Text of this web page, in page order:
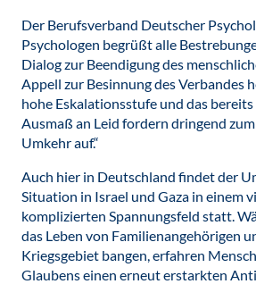
Der Berufsverband Deutscher
Psychologen begrüßt alle
Dialog zur Beendigung des
Appell zur Besinnung des Verbandes
hohe Eskalationsstufe und das
Ausmaß an Leid fordern dringend
Umkehr auf.“
Auch hier in Deutschland findet der
Situation in Israel und Gaza in einem
komplizierten Spannungsfeld statt.
das Leben von Familienangehörigen
Kriegsgebiet bangen, erfahren
Glaubens einen erneut erstarkten